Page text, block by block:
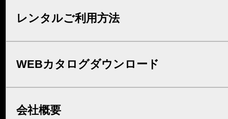
レンタルご利用方法
WEBカタログダウンロード
会社概要